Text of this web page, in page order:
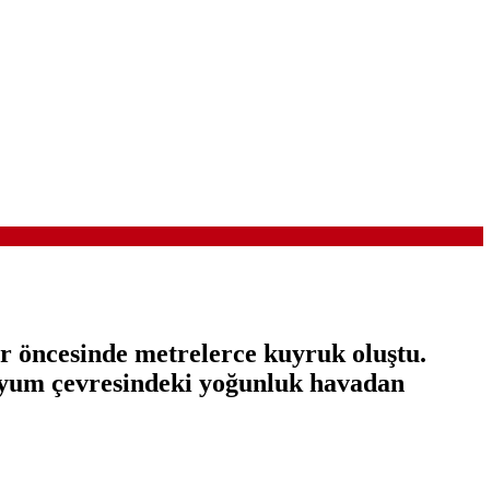
öncesinde metrelerce kuyruk oluştu.
çevresindeki yoğunluk havadan